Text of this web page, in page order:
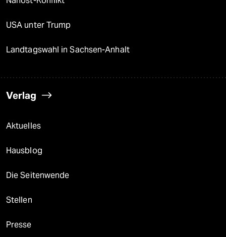
USA unter Trump
Landtagswahl in Sachsen-Anhalt
Verlag
Aktuelles
Hausblog
Die Seitenwende
Stellen
Presse